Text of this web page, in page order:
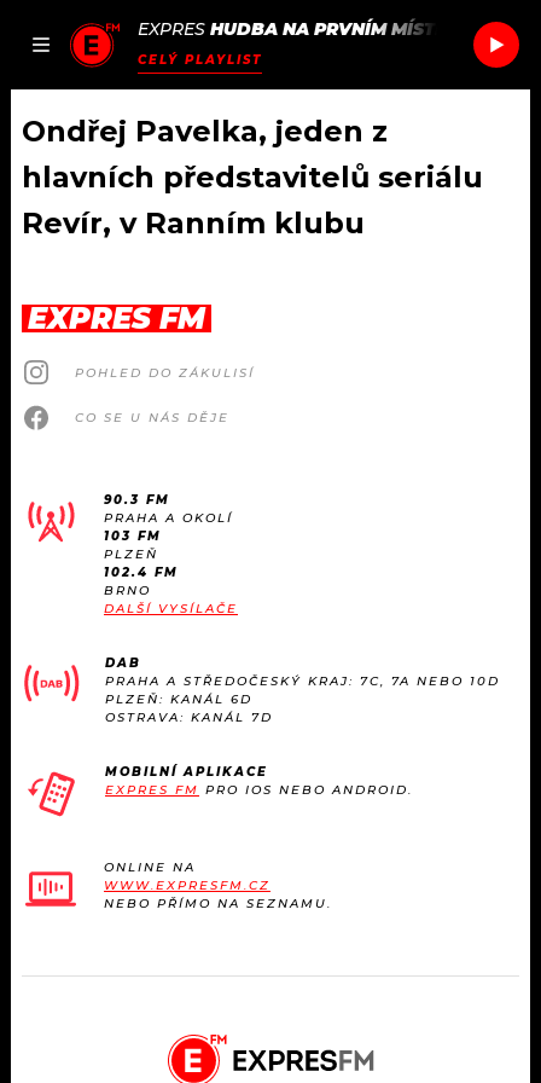
JAK
SEZNAM.CZ
EXPRES HUDBA NA PRVNÍM MÍSTĚ
CELÝ PLAYLIST
DOMŮ
AKTUÁLNĚ
HUDBA
#NEBUDUDOMA
KALENDÁŘ
VIP
TRENDY
KULTURA
OSTATNÍ
PODCASTY
JAK NALADIT
APLIKACE
PROGRAM
PLAYLIST
JAK NALADIT
SOUTĚŽE
Ondřej Pavelka, jeden z
hlavních představitelů seriálu
Revír, v Ranním klubu
EXPRES FM
POHLED DO ZÁKULISÍ
CO SE U NÁS DĚJE
90.3 FM
PRAHA A OKOLÍ
103 FM
PLZEŇ
102.4 FM
BRNO
DALŠÍ VYSÍLAČE
DAB
PRAHA A STŘEDOČESKÝ KRAJ: 7C, 7A NEBO 10D
PLZEŇ: KANÁL 6D
OSTRAVA: KANÁL 7D
MOBILNÍ APLIKACE
EXPRES FM PRO IOS NEBO ANDROID.
ONLINE NA
WWW.EXPRESFM.CZ
NEBO PŘÍMO NA SEZNAMU.